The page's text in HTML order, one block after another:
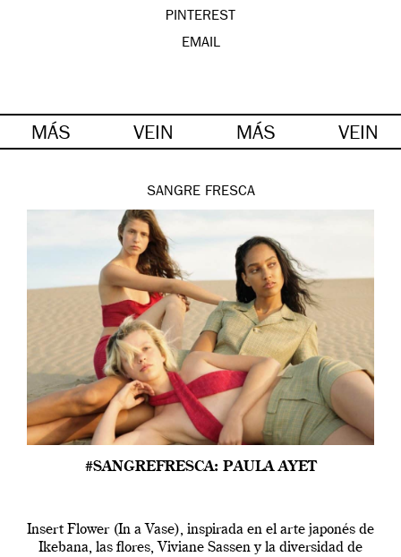
PINTEREST
EMAIL
MÁS VEIN MÁS VEIN
SANGRE FRESCA
#SANGREFRESCA: PAULA AYET
Insert Flower (In a Vase), inspirada en el arte japonés de
Ikebana, las flores, Viviane Sassen y la diversidad de